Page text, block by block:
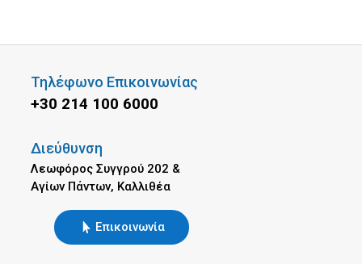
Τηλέφωνο Επικοινωνίας
+30 214 100 6000
Διεύθυνση
Λεωφόρος Συγγρού 202 &
Αγίων Πάντων, Καλλιθέα
Επικοινωνία